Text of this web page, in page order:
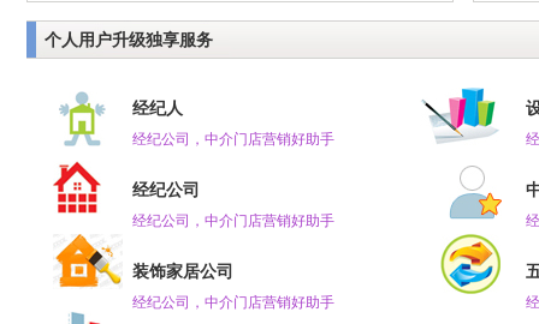
个人用户升级独享服务
经纪人
经纪公司，中介门店营销好助手
经纪公司
经纪公司，中介门店营销好助手
装饰家居公司
经纪公司，中介门店营销好助手